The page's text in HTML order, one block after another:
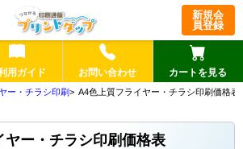
新規会
員登録
用ガイド お問い合わせ カートを見る
ー・チラシ印刷 A4色上質フライヤー・チラシ印刷価格表
ヤー・チラシ印刷価格表